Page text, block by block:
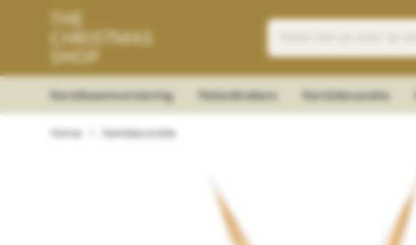
Kerstboomversiering Notenkrakers Kerstdecoratie